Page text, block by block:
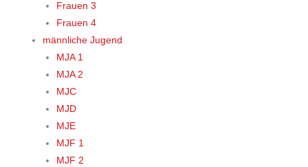
Frauen 3
Frauen 4
männliche Jugend
MJA 1
MJA 2
MJC
MJD
MJE
MJF 1
MJF 2